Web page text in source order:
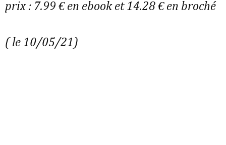
prix : 7.99 € en ebook et 14.28 € en broché
( le 10/05/21)